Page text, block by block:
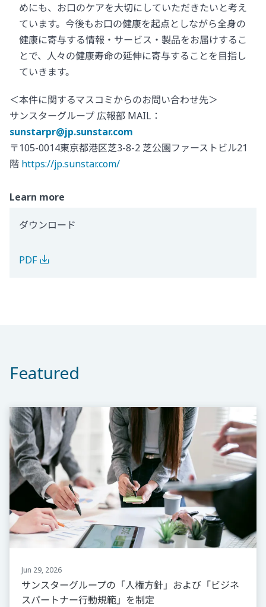
めにも、お口のケアを大切にしていただきたいと考え
ています。今後もお口の健康を起点としながら全身の
健康に寄与する情報・サービス・製品をお届けするこ
とで、人々の健康寿命の延伸に寄与することを目指し
ていきます。
＜本件に関するマスコミからのお問い合わせ先＞
サンスターグループ 広報部 MAIL：
sunstarpr@jp.sunstar.com
〒105-0014東京都港区芝3-8-2 芝公園ファーストビル21
階 https://jp.sunstar.com/
Learn more
ダウンロード
PDF
Featured
Jun 29, 2026
サンスターグループの「人権方針」および「ビジネ
スパートナー行動規範」を制定